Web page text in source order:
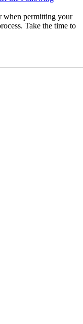
when permitting your
Take the time to